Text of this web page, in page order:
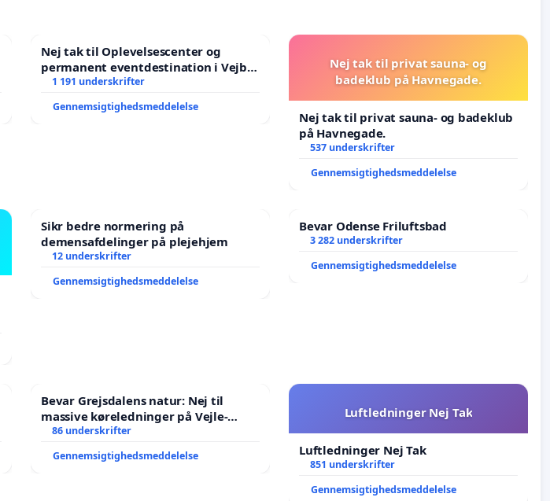
Nej tak til Oplevelsescenter og
permanent eventdestination i Vejby
- Ja tak til et levende lokalområde i
1 191 underskrifter
Gennemsigtighedsmeddelelse
Nej tak til privat sauna- og
badeklub på Havnegade.
Nej tak til privat sauna- og badeklub
på Havnegade.
537 underskrifter
Gennemsigtighedsmeddelelse
Sikr bedre normering på
demensafdelinger på plejehjem
12 underskrifter
Gennemsigtighedsmeddelelse
Bevar Odense Friluftsbad
3 282 underskrifter
Gennemsigtighedsmeddelelse
Bevar Grejsdalens natur: Nej til
massive køreledninger på Vejle-
Struer-banen
86 underskrifter
Gennemsigtighedsmeddelelse
Luftledninger Nej Tak
Luftledninger Nej Tak
851 underskrifter
Gennemsigtighedsmeddelelse